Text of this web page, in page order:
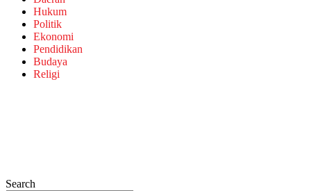
Hukum
Politik
Ekonomi
Pendidikan
Budaya
Religi
Search